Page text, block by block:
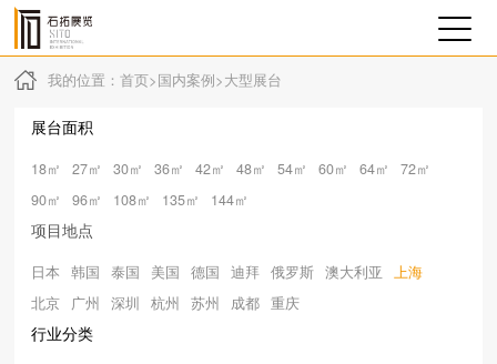
我的位置： 首页>国内案例>大型展台
展台面积
18㎡ 27㎡ 30㎡ 36㎡ 42㎡ 48㎡ 54㎡ 60㎡ 64㎡
72㎡
90㎡
96㎡ 108㎡ 135㎡ 144㎡
项目地点
日本 韩国 泰国 美国 德国 迪拜 俄罗斯 澳大利亚
上海
北京
广州 深圳 杭州 苏州 成都 重庆
行业分类